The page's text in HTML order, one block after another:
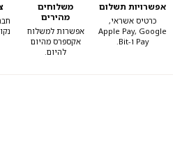
אפשרויות תשלום
כרטיס אשראי,
Apple Pay, Google
Pay ו-Bit.
משלוחים
מהירים
אפשרות למשלוח
אקספרס מהיום
להיום.